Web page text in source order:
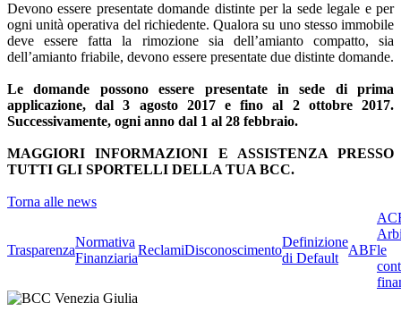
Devono essere presentate domande distinte per la sede legale e per
ogni unità operativa del richiedente. Qualora su uno stesso immobile
deve essere fatta la rimozione sia dell’amianto compatto, sia
dell’amianto friabile, devono essere presentate due distinte domande.
Le domande possono essere presentate in sede di prima
applicazione, dal 3 agosto 2017 e fino al 2 ottobre 2017.
Successivamente, ogni anno dal 1 al 28 febbraio.
MAGGIORI INFORMAZIONI E ASSISTENZA PRESSO
TUTTI GLI SPORTELLI DELLA TUA BCC.
Torna alle news
Trasparenza
Normativa
Finanziaria
ReclamiDisconoscimento
Definizione
di Default
ABFle